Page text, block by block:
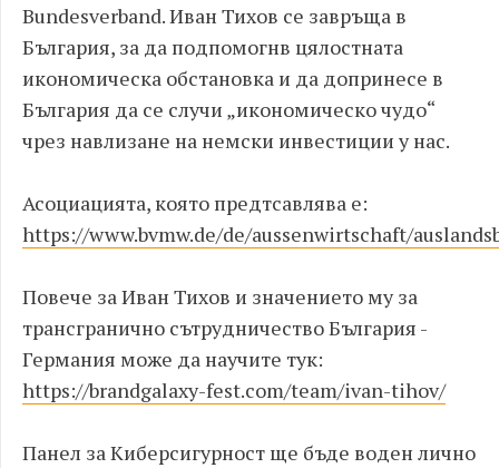
Bundesverband. Иван Тихов се завръща в
България, за да подпомогнв цялостната
икономическа обстановка и да допринесе в
България да се случи „икономическо чудо“
чрез навлизане на немски инвестиции у нас.
Асоциацията, която предтсавлява е:
https://www.bvmw.de/de/aussenwirtschaft/
Повече за Иван Тихов и значението му за
трансгранично сътрудничество България -
Германия може да научите тук:
https://brandgalaxy-fest.com/team/ivan-tihov/
Панел за Киберсигурност ще бъде воден лично